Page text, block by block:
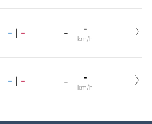
- | - - -
km/h
- | - - -
km/h